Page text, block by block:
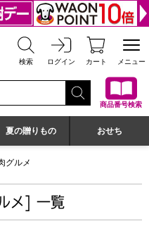
届け イオンショップ
検索 ログイン カート メニュー
ださい
商品番号検索
夏の贈りもの おせち
グルメ
メ] 一覧